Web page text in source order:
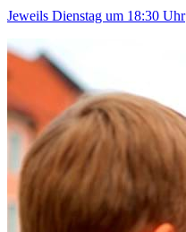
Jeweils Dienstag um 18:30 Uhr